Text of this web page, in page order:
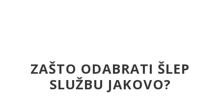
ZAŠTO ODABRATI ŠLEP
SLUŽBU JAKOVO?